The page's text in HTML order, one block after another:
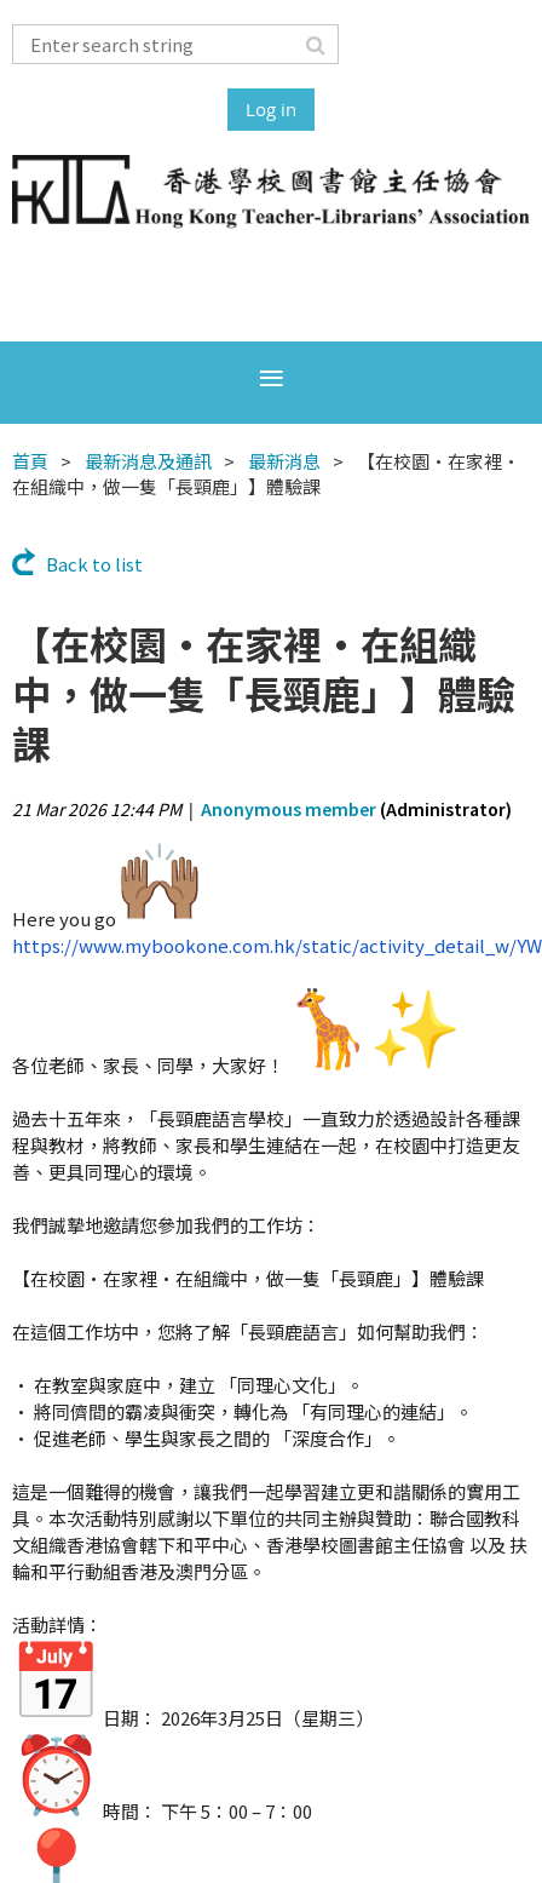
Log in
首頁 最新消息及通訊 最新消息
【在校園·在家裡·
在組織中，做一隻「長頸鹿」】體驗課
Back to list
【在校園·在家裡·在組織
中，做一隻「長頸鹿」】體驗
課
21 Mar 2026 12:44 PM| Anonymous member (Administrator)
Here you go
https://www.mybookone.com.hk/static/activity_detail_w/
各位老師、家長、同學，大家好！
過去十五年來，「長頸鹿語言學校」 一直致力於透過設計各種課
程與教材，將教師、 家長和學生連結在一起，在校園中打造更友
善、更具同理心的環境。
我們誠摯地邀請您參加我們的工作坊：
【在校園·在家裡·在組織中，做一隻「長頸鹿」】體驗課
在這個工作坊中，您將了解「長頸鹿語言」如何幫助我們：
· 在教室與家庭中，建立 「同理心文化」。
· 將同儕間的霸凌與衝突，轉化為 「有同理心的連結」。
· 促進老師、學生與家長之間的 「深度合作」。
這是一個難得的機會，讓我們一起學習建立更和諧關係的實用工
具。 本次活動特別感謝以下單位的共同主辦與贊助： 聯合國教科
文組織香港協會轄下和平中心、香港學校圖書館主任協會 以及 扶
輪和平行動組香港及澳門分區。
活動詳情：
日期： 2026年3月25日（星期三）
時間： 下午 5：00 – 7：00